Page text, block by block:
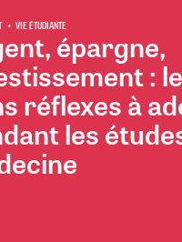
VIE ÉTUDIANTEépargne,
:
réflexes à
les